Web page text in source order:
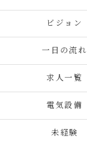
ビジョン
一日の流れ
求人一覧
電気設備
未経験